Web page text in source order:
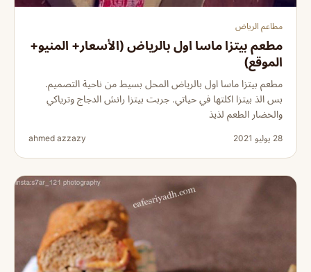
مطاعم الرياض
مطعم بيتزا ماسا اول بالرياض (الأسعار+ المنيو+
الموقع)
مطعم بيتزا ماسا اول بالرياض المحل بسيط من ناحية التصميم.
بس الذ بيتزا اكلتها في حياتي. جربت بيتزا رانش الدجاج وترياكي
والخضار الطعم لذيذ
28 يوليو 2021 ahmed azzazy